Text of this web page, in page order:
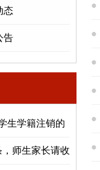
态
告
生学籍注销的
师生家长请收